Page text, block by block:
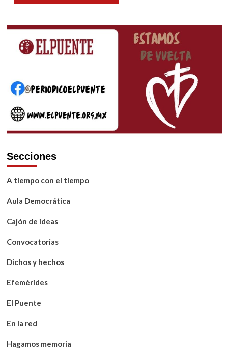
Secciones
A tiempo con el tiempo
Aula Democrática
Cajón de ideas
Convocatorias
Dichos y hechos
Efemérides
El Puente
En la red
Hagamos memoria